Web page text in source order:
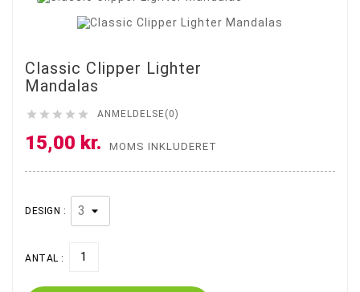
Classic Clipper Lighter
Mandalas
     ANMELDELSE(0)
15,00 kr. MOMS INKLUDERET
DESIGN :
ANTAL :